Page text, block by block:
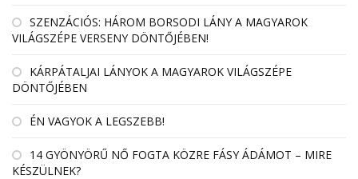
SZENZÁCIÓS: HÁROM BORSODI LÁNY A MAGYAROK
VILÁGSZÉPE VERSENY DÖNTŐJÉBEN!
KÁRPÁTALJAI LÁNYOK A MAGYAROK VILÁGSZÉPE
DÖNTŐJÉBEN
ÉN VAGYOK A LEGSZEBB!
14 GYÖNYÖRŰ NŐ FOGTA KÖZRE FÁSY ÁDÁMOT – MIRE
KÉSZÜLNEK?